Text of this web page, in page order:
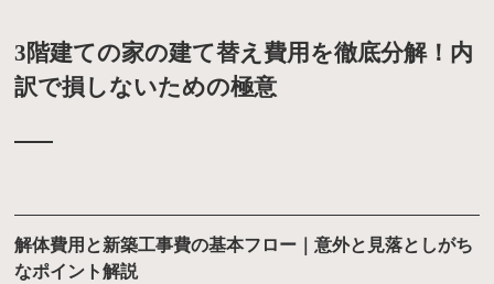
3階建ての家の建て替え費用を徹底分解！内
訳で損しないための極意
解体費用と新築工事費の基本フロー｜意外と見落としがち
なポイント解説